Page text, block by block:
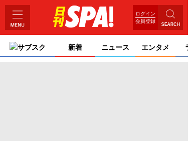
ログイン
会員登録
サブスク 新着 ニュース エンタメ